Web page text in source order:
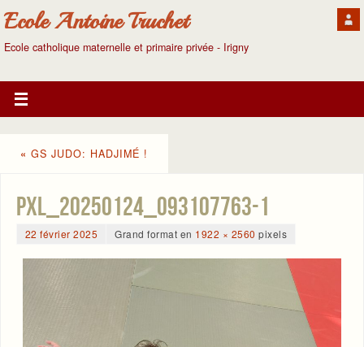
Ecole Antoine Truchet
Ecole catholique maternelle et primaire privée - Irigny
« GS JUDO: HADJIMÉ !
PXL_20250124_093107763-1
22 février 2025 Grand format en 1922 × 2560 pixels